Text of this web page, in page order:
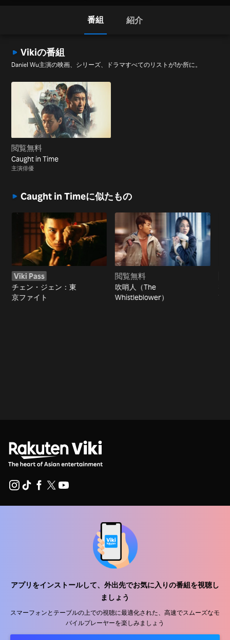
アプリをインストールして、外出先でお気に入りの番組を視聴し
ましょう
スマーフォンとテーブルの上での視聴に最適化された、高速でスムーズなモ
バイルプレーヤーを楽しみましょう
番組 紹介
Vikiの番組
Daniel Wu主演の映画、シリーズ、ドラマすべてのリストが1か所に。
閲覧無料
Caught in Time
主演俳優
Caught in Timeに似たもの
Viki Pass
チェン・ジェン：東
京ファイト
閲覧無料
吹哨人（The
Whistleblower）
Vs.
プライバシーポリシー